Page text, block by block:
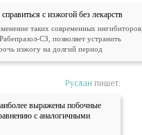
с изжогой без лекарств
таких современных ингибиторов,
СЗ, позволяет устранить
изжогу на долгий период
Руслан пишет:
выражены побочные
с аналогичными